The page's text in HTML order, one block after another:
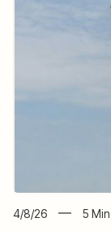
4/8/26 5 Min